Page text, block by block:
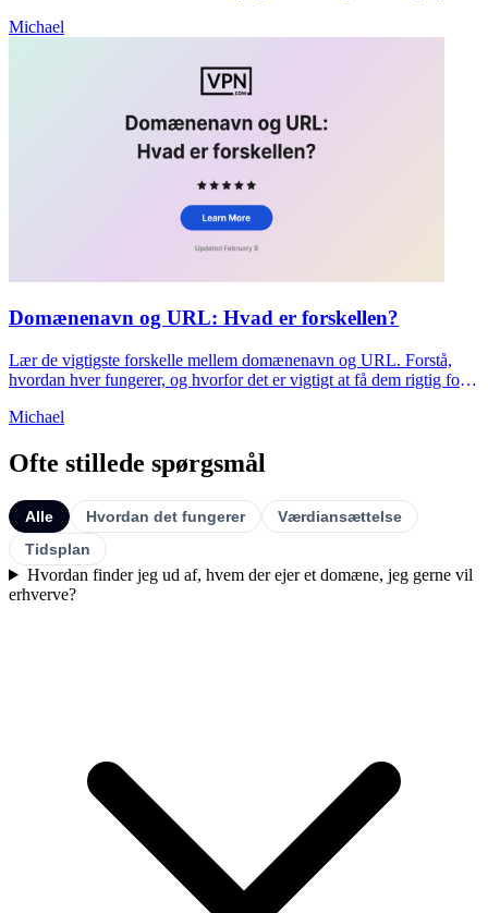
Michael
Domænenavn og URL: Hvad er forskellen?
Lær de vigtigste forskelle mellem domænenavn og URL. Forstå,
hvordan hver fungerer, og hvorfor det er vigtigt at få dem rigtig for
Michael
Ofte stillede spørgsmål
Alle Hvordan det fungerer
Værdiansættelse
Tidsplan
Hvordan finder jeg ud af, hvem der ejer et domæne, jeg gerne vil
erhverve?